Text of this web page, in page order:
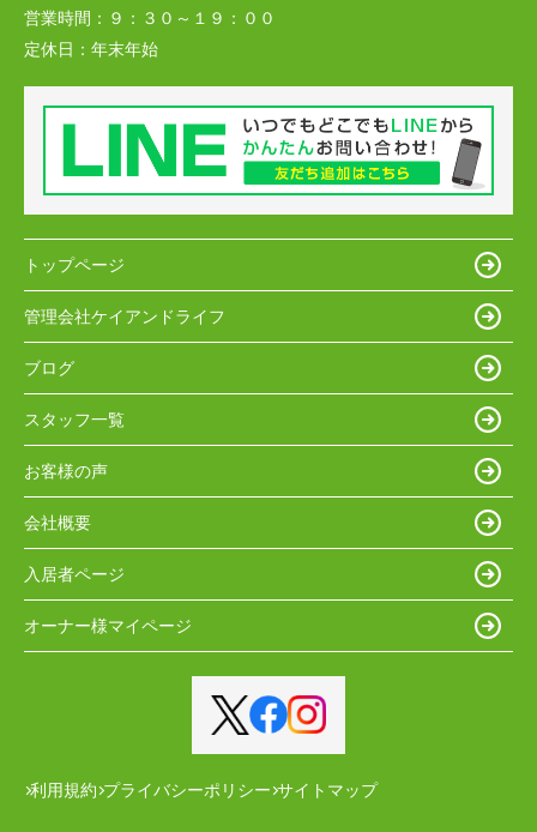
営業時間： ９：３０～１９：００
定休日： 年末年始
トップページ
管理会社ケイアンドライフ
ブログ
スタッフ一覧
お客様の声
会社概要
入居者ページ
オーナー様マイページ
利用規約 プライバシーポリシー サイトマップ